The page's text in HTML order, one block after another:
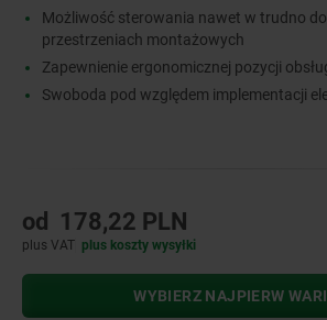
Możliwość sterowania nawet w trudno
przestrzeniach montażowych
Zapewnienie ergonomicznej pozycji
Swoboda pod względem implementacji
od 178,22 PLN
plus VAT plus koszty wysyłki
WYBIERZ NAJPIERW